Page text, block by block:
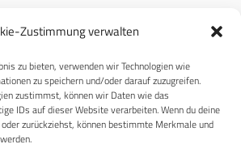
Zustimmung verwalten
zu bieten, verwenden wir Technologien wie
zu speichern und/oder darauf zuzugreifen.
zustimmst, können wir Daten wie das
IDs auf dieser Website verarbeiten. Wenn du deine
zurückziehst, können bestimmte Merkmale und
(EU)